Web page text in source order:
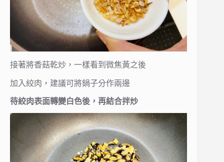
接著將香菇乾炒，一樣看到微焦黃之後
加入絞肉，建議可將鍋子分作兩邊
待絞肉表面轉變白色後，再結合拌炒